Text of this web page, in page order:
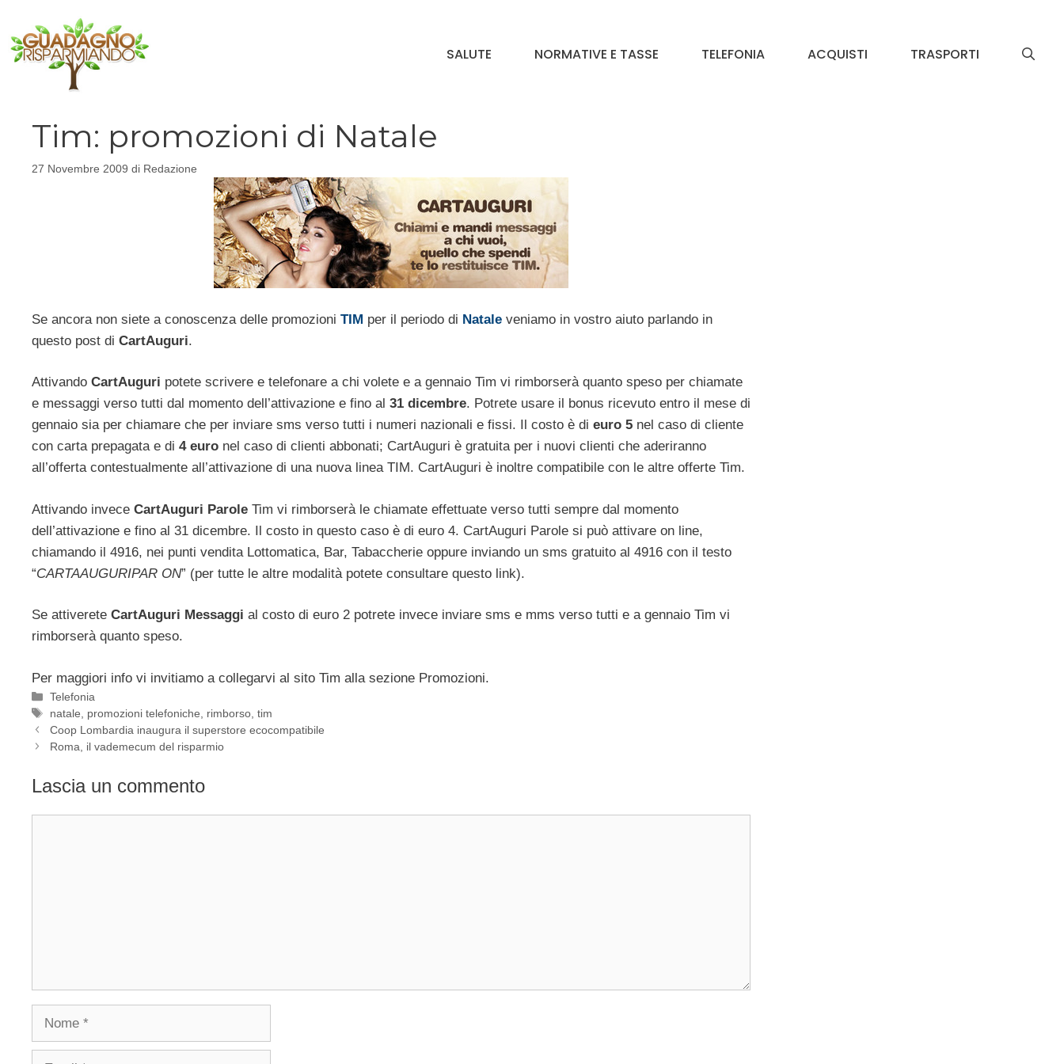
contenuto
SALUTE NORMATIVE E TASSE TELEFONIA ACQUISTI TRASPORTI
Tim: promozioni di Natale
27 Novembre 2009 di Redazione
Se ancora non siete a conoscenza delle promozioni TIM per il periodo di Natale veniamo in vostro aiuto parlando in
questo post di CartAuguri.
Attivando CartAuguri potete scrivere e telefonare a chi volete e a gennaio Tim vi rimborserà quanto speso per chiamate
e messaggi verso tutti dal momento dell’attivazione e fino al 31 dicembre. Potrete usare il bonus ricevuto entro il mese di
gennaio sia per chiamare che per inviare sms verso tutti i numeri nazionali e fissi. Il costo è di euro 5 nel caso di cliente
con carta prepagata e di 4 euro nel caso di clienti abbonati; CartAuguri è gratuita per i nuovi clienti che aderiranno
all’offerta contestualmente all’attivazione di una nuova linea TIM. CartAuguri è inoltre compatibile con le altre offerte Tim.
Attivando invece CartAuguri Parole Tim vi rimborserà le chiamate effettuate verso tutti sempre dal momento
dell’attivazione e fino al 31 dicembre. Il costo in questo caso è di euro 4. CartAuguri Parole si può attivare on line,
chiamando il 4916, nei punti vendita Lottomatica, Bar, Tabaccherie oppure inviando un sms gratuito al 4916 con il testo
“CARTAAUGURIPAR ON” (per tutte le altre modalità potete consultare questo link).
Se attiverete CartAuguri Messaggi al costo di euro 2 potrete invece inviare sms e mms verso tutti e a gennaio Tim vi
rimborserà quanto speso.
Per maggiori info vi invitiamo a collegarvi al sito Tim alla sezione Promozioni.
Categorie
Telefonia
Tag
natale promozioni telefoniche rimborso ,tim
Coop Lombardia inaugura il superstore ecocompatibile
Roma, il vademecum del risparmio
Lascia un commento
Nome
Email